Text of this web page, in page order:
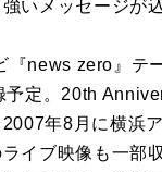
いメッセージが
news zero』テ
定。20th
年8月に横浜
イブ映像も一部